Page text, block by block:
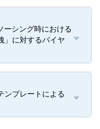
ーシング時における
」に対するバイヤ
ンプレートによる